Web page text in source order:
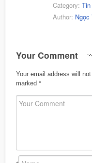
Category:
Author: Ngọc
Your Comment
Your email address will
marked *